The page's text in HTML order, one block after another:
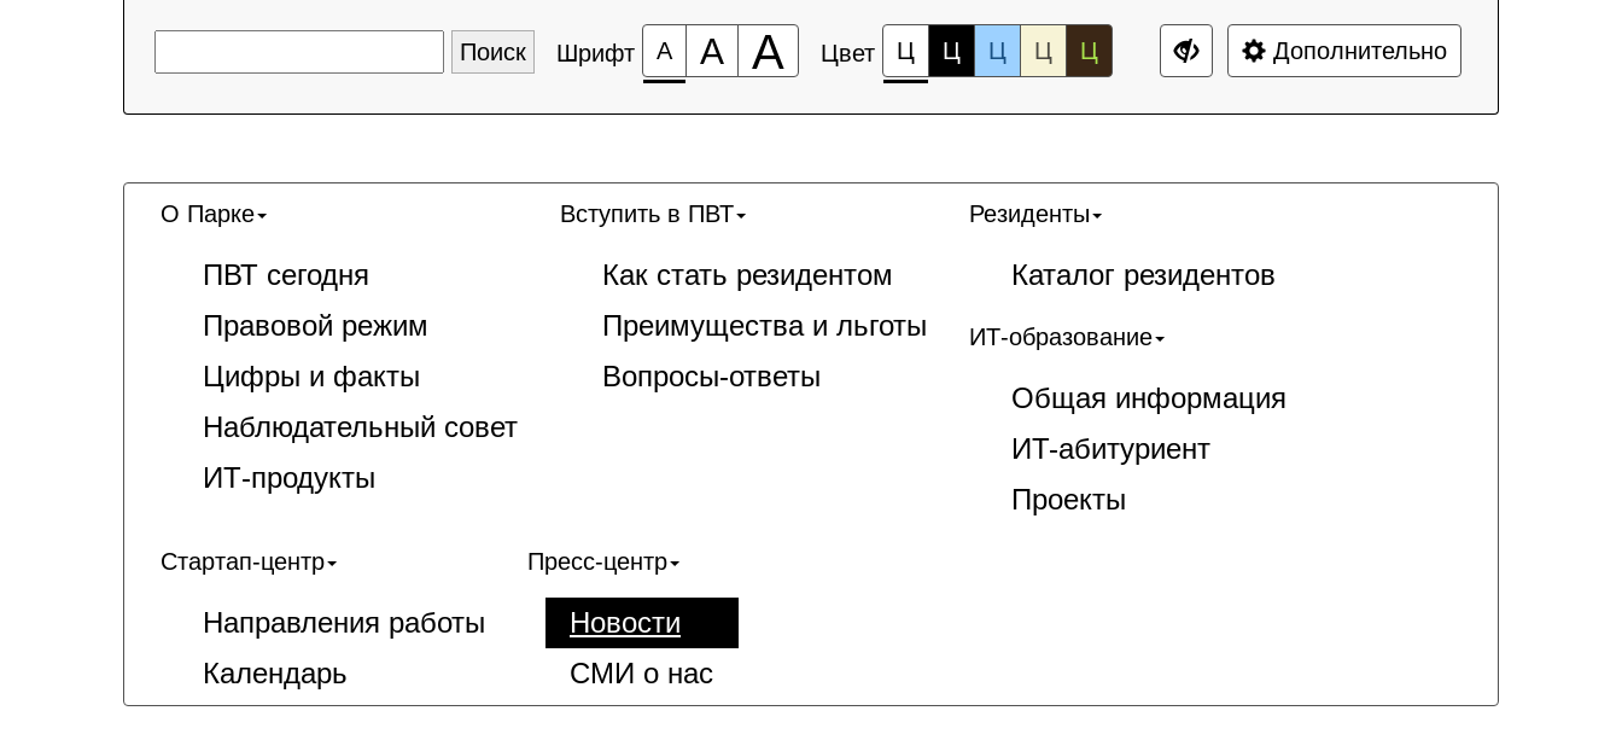
Шрифт А А А Цвет Ц Ц Ц Ц Ц Дополнительно
О Парке
ПВТ сегодня
Правовой режим
Цифры и факты
Наблюдательный совет
ИТ-продукты
Вступить в ПВТ
Как стать резидентом
Преимущества и льготы
Вопросы-ответы
Резиденты
Каталог резидентов
ИТ-образование
Общая информация
ИT-абитуриент
Проекты
Стартап-центр
Направления работы
Календарь
Пресс-центр
Новости
СМИ о нас